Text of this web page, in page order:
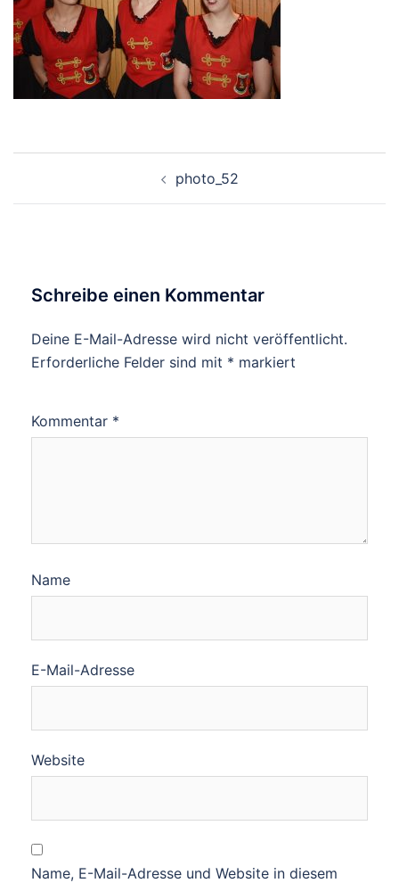
photo_52
Schreibe einen Kommentar
Deine E-Mail-Adresse wird nicht veröffentlicht.
Erforderliche Felder sind mit * markiert
Kommentar *
Name
E-Mail-Adresse
Website
Name, E-Mail-Adresse und Website in diesem